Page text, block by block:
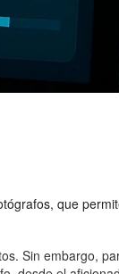
que
Sin embargo,